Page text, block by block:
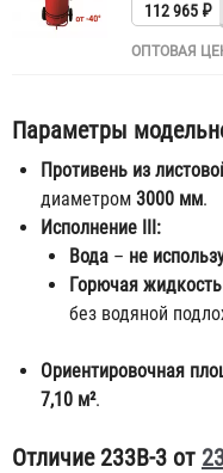
112 965 ₽
ОПТОВАЯ
Параметры
Противень из
диаметром 3000 мм.
Исполнение III:
Вода – не
Горючая жидкость
без водяной
Ориентировочная
7,10 м².
Отличие 233В-3 от